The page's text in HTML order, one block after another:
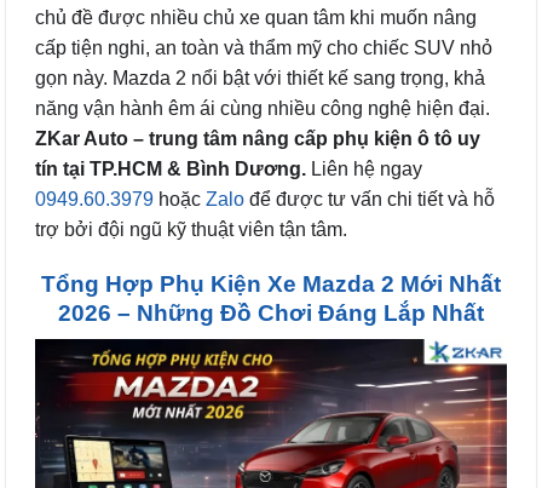
chủ đề được nhiều chủ xe quan tâm khi muốn nâng
cấp tiện nghi, an toàn và thẩm mỹ cho chiếc SUV nhỏ
gọn này. Mazda 2 nổi bật với thiết kế sang trọng, khả
năng vận hành êm ái cùng nhiều công nghệ hiện đại.
ZKar Auto – trung tâm nâng cấp phụ kiện ô tô uy
tín tại TP.HCM & Bình Dương. Liên hệ ngay
0949.60.3979 hoặc Zalo để được tư vấn chi tiết và hỗ
trợ bởi đội ngũ kỹ thuật viên tận tâm.
Tổng Hợp Phụ Kiện Xe Mazda 2 Mới Nhất
2026 – Những Đồ Chơi Đáng Lắp Nhất